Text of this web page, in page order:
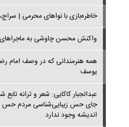
خاطره‌بازی با نواهای محرمی |
واکنش محسن چاوشی به ماجراهای
همه هنرمندانی که در وصف امام
یوسف
عبدالجبار کاکایی: شعر و ترانه
جای حس زیبایی‌شناسی مردم حس
اندیشه وجود ندارد